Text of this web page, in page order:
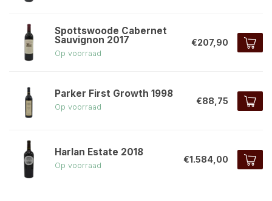
Spottswoode Cabernet
Sauvignon 2017
Op voorraad
€207,90
Parker First Growth 1998
Op voorraad
€88,75
Harlan Estate 2018
Op voorraad
€1.584,00